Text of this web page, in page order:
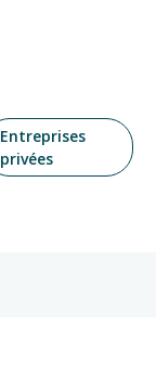
Entreprises
privées